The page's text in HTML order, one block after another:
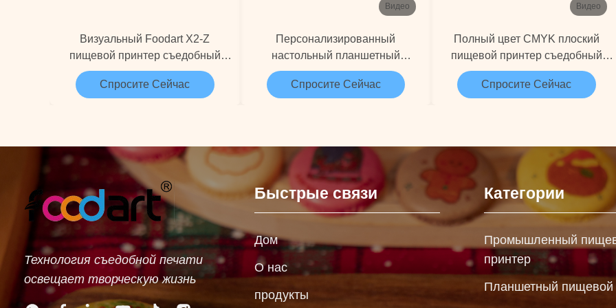
Визуальный Foodart X2-Z
пищевой принтер съедобный
рисунок для пекарей
Спросите Сейчас
Видео
Персонализированный
настольный планшетный
пищевой принтер для печати
съедобных изображений для
Спросите Сейчас
Видео
Полный цвет CMYK плоский
пищевой принтер съедобный
чернила 720 * 1440dpi для
Fondant
Спросите Сейчас
Технология съедобной печати
освещает творческую жизнь
Быстрые связи
Дом
О нас
продукты
Категории
Промышленный
принтер
Планшетный пищевой